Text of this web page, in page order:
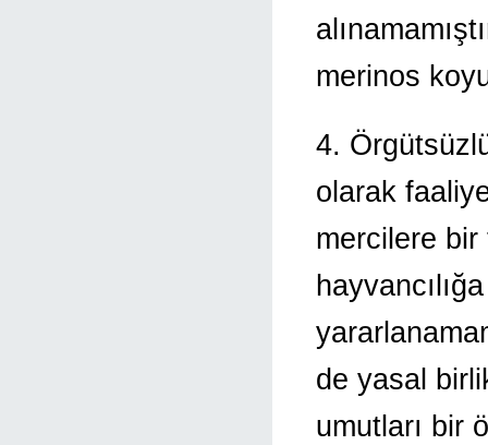
merinos
4.
olarak
mercilere bir
de yasal
umutları bir